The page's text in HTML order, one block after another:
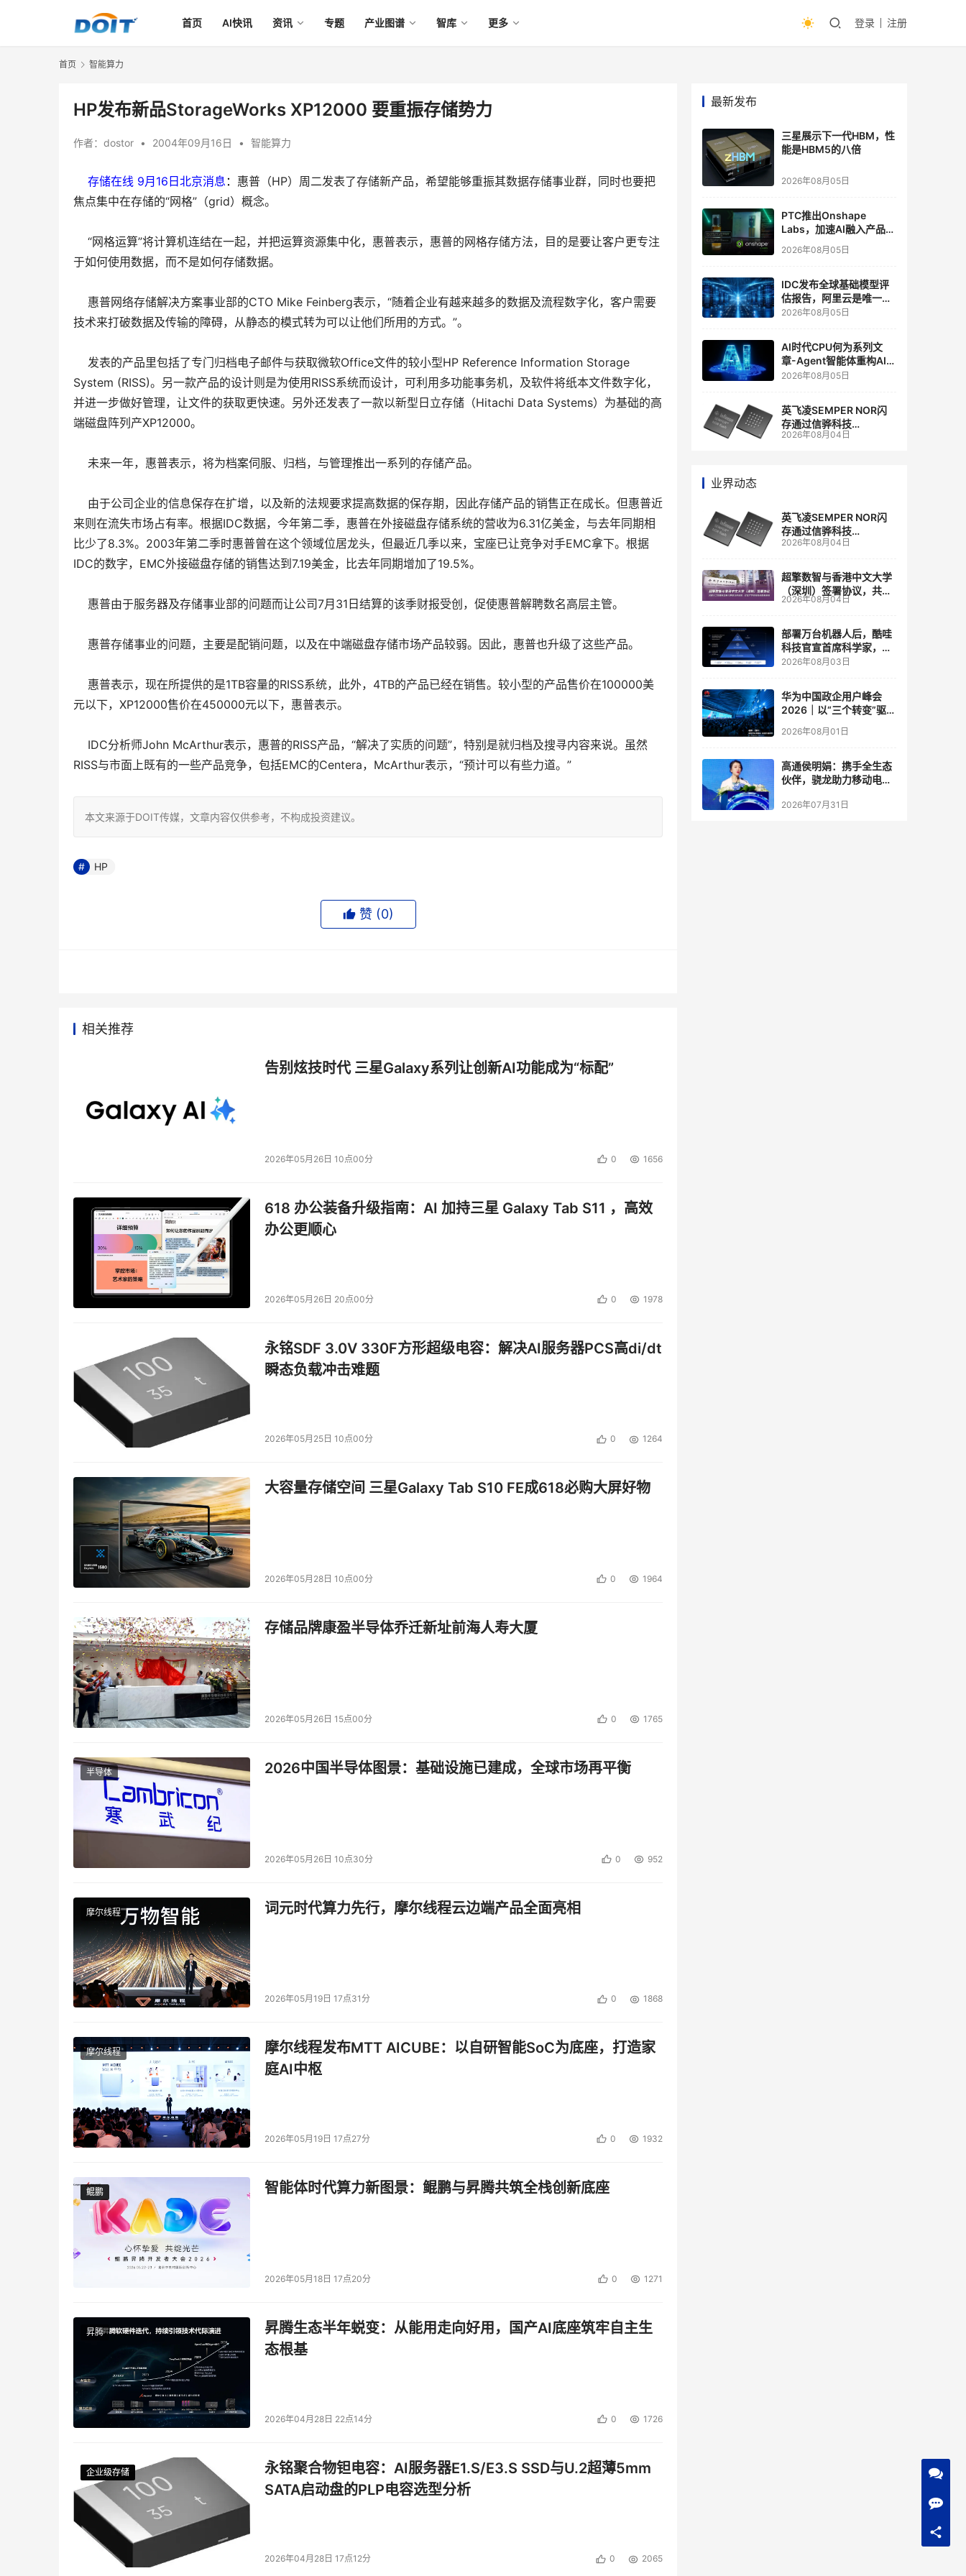
首页 AI快讯 资讯 专题 产业图谱 智库 更多 登录 注册
首页 智能算力
HP发布新品StorageWorks XP12000 要重振存储势力
作者： dostor • 2004年09月16日 • 智能算力
存储在线 9月16日北京消息 ： 惠普（HP）周二发表了存储新产品，希望能够重振其数据存储事业群，同时也要把
焦点集中在存储的“网格”（grid）概念。
“网格运算”将计算机连结在一起，并把运算资源集中化，惠普表示，惠普的网格存储方法，目的是要让客户更专注
于如何使用数据，而不是如何存储数据。
惠普网络存储解决方案事业部的CTO Mike Feinberg表示，“随着企业有越来越多的数据及流程数字化，客户需要
技术来打破数据及传输的障碍，从静态的模式转为可以让他们所用的方式。”。
发表的产品里包括了专门归档电子邮件与获取微软Office文件的较小型HP Reference Information Storage
System (RISS)。另一款产品的设计则是为使用RISS系统而设计，可利用多功能事务机，及软件将纸本文件数字化，
并进一步做好管理，让文件的获取更快速。另外还发表了一款以新型日立存储（Hitachi Data Systems）为基础的高
端磁盘阵列产XP12000。
未来一年，惠普表示，将为档案伺服、归档，与管理推出一系列的存储产品。
由于公司企业的信息保存在扩增，以及新的法规要求提高数据的保存期，因此存储产品的销售正在成长。但惠普近
来则在流失市场占有率。根据IDC数据，今年第二季，惠普在外接磁盘存储系统的营收为6.31亿美金，与去年同期相
比少了8.3%。2003年第二季时惠普曾在这个领域位居龙头，但最近几季以来，宝座已让竞争对手EMC拿下。根据
IDC的数字，EMC外接磁盘存储的销售达到7.19美金，比去年同期增加了19.5%。
惠普由于服务器及存储事业部的问题而让公司7月31日结算的该季财报受创，促使惠普解聘数名高层主管。
惠普存储事业的问题，主要是配销问题，以及在中端磁盘存储市场产品较弱。因此，惠普也升级了这些产品。
惠普表示，现在所提供的是1TB容量的RISS系统，此外，4TB的产品已经在销售。较小型的产品售价在100000美
元以下，XP12000售价在450000元以下，惠普表示。
IDC分析师John McArthur表示，惠普的RISS产品，“解决了实质的问题”，特别是就归档及搜寻内容来说。虽然
RISS与市面上既有的一些产品竞争，包括EMC的Centera，McArthur表示，“预计可以有些力道。”
本文来源于DOIT传媒，文章内容仅供参考，不构成投资建议。
HP
赞 (0)
相关推荐
告别炫技时代 三星Galaxy系列让创新AI功能成为“标配”
2026年05月26日 10点00分 0 1656
618 办公装备升级指南：AI 加持三星 Galaxy Tab S11 ，高效
办公更顺心
2026年05月26日 20点00分 0 1978
永铭SDF 3.0V 330F方形超级电容：解决AI服务器PCS高di/dt
瞬态负载冲击难题
2026年05月25日 10点00分 0 1264
大容量存储空间 三星Galaxy Tab S10 FE成618必购大屏好物
2026年05月28日 10点00分 0 1964
存储品牌康盈半导体乔迁新址前海人寿大厦
2026年05月26日 15点00分 0 1765
半导体 2026中国半导体图景：基础设施已建成，全球市场再平衡
2026年05月26日 10点30分 0 952
摩尔线程 词元时代算力先行，摩尔线程云边端产品全面亮相
2026年05月19日 17点31分 0 1868
摩尔线程
摩尔线程发布MTT AICUBE：以自研智能SoC为底座，打造家
庭AI中枢
2026年05月19日 17点27分 0 1932
鲲鹏
鲲鹏 智能体时代算力新图景：鲲鹏与昇腾共筑全栈创新底座
2026年05月18日 17点20分 0 1271
昇腾
昇腾生态半年蜕变：从能用走向好用，国产AI底座筑牢自主生
态根基
2026年04月28日 22点14分 0 1726
企业级存储
企业级存储
企业级存储
企业级存储
永铭聚合物钽电容：AI服务器E1.S/E3.S SSD与U.2超薄5mm
SATA启动盘的PLP电容选型分析
2026年04月28日 17点12分 0 2065
最新发布
三星展示下一代HBM，性
能是HBM5的八倍
2026年08月05日
PTC推出Onshape
Labs，加速AI融入产品开
发流程
2026年08月05日
IDC发布全球基础模型评
估报告，阿里云是唯一入
选“领导者”象限的中国厂
2026年08月05日
AI时代CPU何为系列文
章-Agent智能体重构AI
Infra基础设施
2026年08月05日
英飞凌SEMPER NOR闪
存通过信骅科技
AST2700 BMC认证，全
2026年08月04日
业界动态
英飞凌SEMPER NOR闪
存通过信骅科技
AST2700 BMC认证，全
管理
2026年08月04日
超擎数智与香港中文大学
（深圳）签署协议，共建
人工智能和边缘计算联合
2026年08月04日
部署万台机器人后，酷哇
科技官宣首席科学家，要
让世界模型交付生产力
2026年08月03日
华为中国政企用户峰会
2026｜以“三个转变”驱动
2026年08月01日
高通侯明娟：携手全生态
伙伴，骁龙助力移动电竞
2026年07月31日